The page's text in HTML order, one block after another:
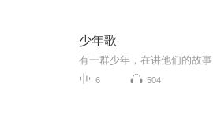
少年歌
有一群少年，在讲他们的故事
6 504